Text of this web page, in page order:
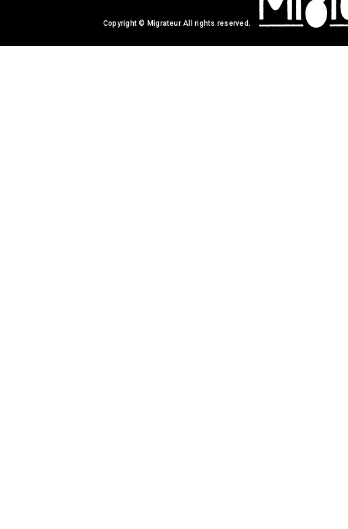
Copyright © Migrateur All rights reserved.